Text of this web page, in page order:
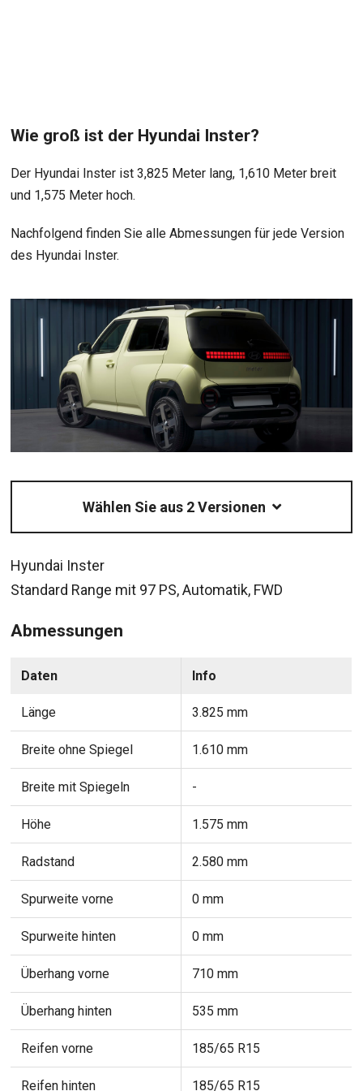
Wie groß ist der Hyundai Inster?
Der Hyundai Inster ist 3,825 Meter lang, 1,610 Meter breit
und 1,575 Meter hoch.
Nachfolgend finden Sie alle Abmessungen für jede Version
des Hyundai Inster.
Hyundai Inster
Standard Range mit 97 PS, Automatik, FWD
Abmessungen
Daten Info
Länge 3.825 mm
Breite ohne Spiegel 1.610 mm
Breite mit Spiegeln -
Höhe 1.575 mm
Radstand 2.580 mm
Spurweite vorne 0 mm
Spurweite hinten 0 mm
Überhang vorne 710 mm
Überhang hinten 535 mm
Reifen vorne 185/65 R15
Reifen hinten 185/65 R15